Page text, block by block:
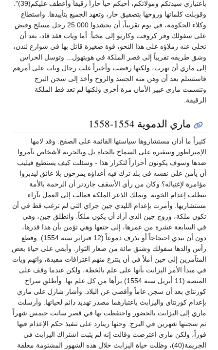
باعتباري سيدتكم ومولاتكم، أحبكم حباً حاراً رقيقاً وأعطف عليكم(39)".
وقوبلت كلماتها وروحها بتصفيق حار، وتعهد الجميع بتأييدها. واستطاع
وكلاء الحكومة، في يوم تقريباً، أن يحشدوا 25.000 رجل مسلح وقبض
على سفولك وفر كروفت وكاريو إلى مخبأ. أما ويات فقد قاد، بعد أن
تخلى عنه زملاؤه على هذا النحو، قوة صغيرة قاتل بها في شوارع لندن،
وشق طريقه تقريباً إلى قصر الملكة في هويتهول... وتوسل الحراس
إلى ماري أن تهرب، ولكنها رفضت وأخيراً غلب رجال ويات على أمرهم
فاستسلم بعد أن وهن منه الجسد والروح وأخذ إلى سجن البرج
وتنسمت ماري عبير الأمان مرة أخرى ولكنها لم تعد قط الملكة
الرقيقة.
ماري الدموية 1554-1558
كثيراً ما أدان مستشاروها سياستها القائمة على الصفح. وقد لامها
الإمبراطور وسفيره على السماح بالحياة بل وبالحرية لأشخاص تآمروا
ضدها وسوف يكونون أحراراً لتكرار هذا - وسئلت كيف يستطيع فيليب
أن يأمن على نفسه في بلد ترك فيه أعداؤه يمرحون بلا عائق ليدبروا
مؤامرة لإغتياله؟ وكان من رأي الأسقف جاردنر أن الرحمة بالأمة
تتطلب إعدام الخونة. وتملك الذعر الملكة فمالت إلى العمل بآراء
مستشاريها. وأمرت بإعدام الليدي جين جراي التي لم ترغب قط في أن
تكون ملكة، وزوج جين الذي أراد أن يكون ملكاً. وانطلق جين، وهي
في السابعة عشرة من عمرها، إلى حتفها وهي تؤمن بأن هذا قدرها،
دون أن تبدي احتجاجاً أو تذرف دموعاً (12 فبراير سنة 1554). وقطع
رأس والدها سفولك وشنق مائة من صغار الثوار. وأبقي على حياة بعض
المتآمرين إلى حين أملاً في أن ينتزع منهم اعترافات مفيدة، واتهم ويات
في مبدأ الأمر اليزابث بأنها على علم بالخطة، ولكن عندما وقف على
المنصة (11 أبريل سنة 1554) برأها من كل علم بها. وأطلق سراح
كورنتاي بعد أن سجن عاماً وأقصي عن البلاد. وأشار شارل على ماري
بإعدام كورنتاي واليزابث باعتبارهما مصدر تهديد دائم لحياتها. وأرسلت
ماري إلى اليزابث بالحضور واحتفظت بها في قصر سانت جيمس شهراً
ثم سجنتها شهرين في البرج. وحثها رينارد على تنفيذ حكم الإعدام فيها
فوراً، ولكن ماري اعترضت وقالت إنه لم يثبت اشتراك اليزابث في
الجريمة(40)، وظلت حياة اليزابث خلال هذه الشهور المشئومة معلقة